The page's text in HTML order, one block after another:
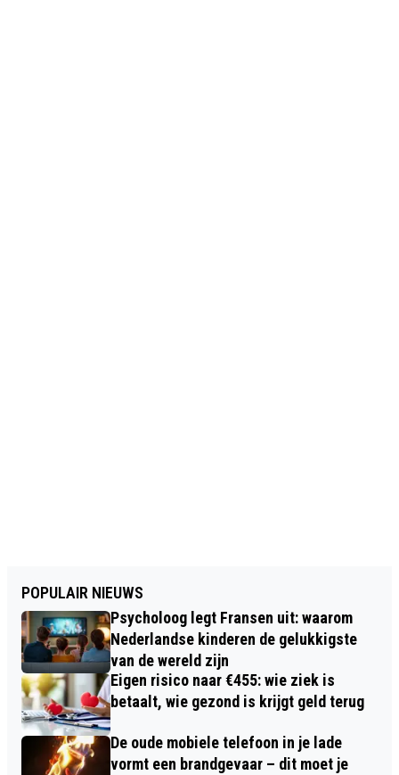
POPULAIR NIEUWS
Psycholoog legt Fransen uit: waarom
Nederlandse kinderen de gelukkigste
van de wereld zijn
Eigen risico naar €455: wie ziek is
betaalt, wie gezond is krijgt geld terug
De oude mobiele telefoon in je lade
vormt een brandgevaar – dit moet je